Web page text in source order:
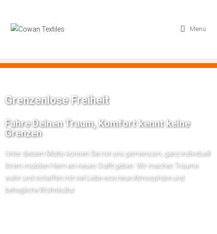
Menü
Grenzenlose Freiheit
Fahre Deinen Traum, Komfort kennt keine
Grenzen
Unter diesem Motto können Sie mit uns gemeinsam, ganz individuell
Ihrem mobilen Heim ein neues Outfit geben. Wir machen Träume
wahr und schaffen mit viel Liebe eine neue Atmosphäre und
behagliche Wohnkultur.